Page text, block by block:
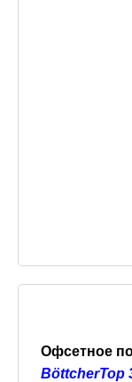
Офсетное
BöttcherTop